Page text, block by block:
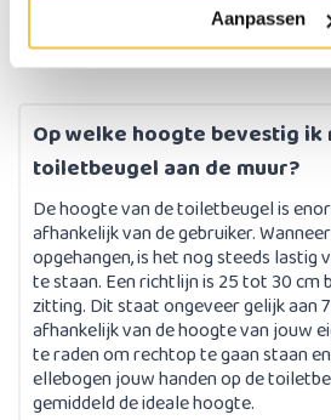
Aanpassen
Op welke hoogte bevestig ik
toiletbeugel aan de muur?
De hoogte van de toiletbeugel is
afhankelijk van de gebruiker.
opgehangen, is het nog steeds lastig
te staan. Een richtlijn is 25 tot 30
zitting. Dit staat ongeveer gelijk aan
afhankelijk van de hoogte van jouw
te raden om rechtop te gaan staan
ellebogen jouw handen op de
gemiddeld de ideale hoogte.